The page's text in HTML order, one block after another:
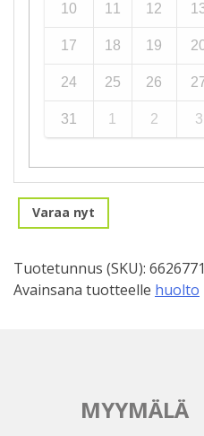
10 11 12
17 18 19
24 25 26
31 1 2 3
Varaa nyt
Tuotetunnus (SKU):
Avainsana tuotteelle huolto
MYYMÄLÄ